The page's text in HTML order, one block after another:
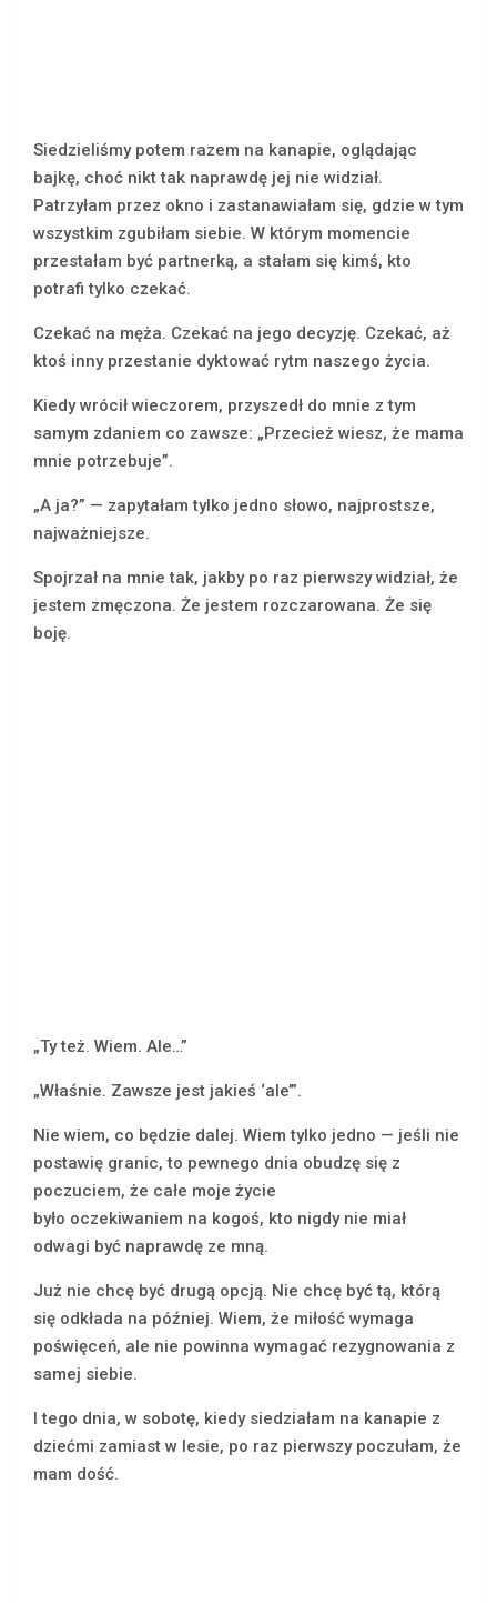
Siedzieliśmy potem razem na kanapie, oglądając
bajkę, choć nikt tak naprawdę jej nie widział.
Patrzyłam przez okno i zastanawiałam się, gdzie w tym
wszystkim zgubiłam siebie. W którym momencie
przestałam być partnerką, a stałam się kimś, kto
potrafi tylko czekać.
Czekać na męża. Czekać na jego decyzję. Czekać, aż
ktoś inny przestanie dyktować rytm naszego życia.
Kiedy wrócił wieczorem, przyszedł do mnie z tym
samym zdaniem co zawsze: „Przecież wiesz, że mama
mnie potrzebuje”.
„A ja?” — zapytałam tylko jedno słowo, najprostsze,
najważniejsze.
Spojrzał na mnie tak, jakby po raz pierwszy widział, że
jestem zmęczona. Że jestem rozczarowana. Że się
boję.
„Ty też. Wiem. Ale…”
„Właśnie. Zawsze jest jakieś ‘ale’”.
Nie wiem, co będzie dalej. Wiem tylko jedno — jeśli nie
postawię granic, to pewnego dnia obudzę się z
poczuciem, że całe moje życie
było oczekiwaniem na kogoś, kto nigdy nie miał
odwagi być naprawdę ze mną.
Już nie chcę być drugą opcją. Nie chcę być tą, którą
się odkłada na później. Wiem, że miłość wymaga
poświęceń, ale nie powinna wymagać rezygnowania z
samej siebie.
I tego dnia, w sobotę, kiedy siedziałam na kanapie z
dziećmi zamiast w lesie, po raz pierwszy poczułam, że
mam dość.